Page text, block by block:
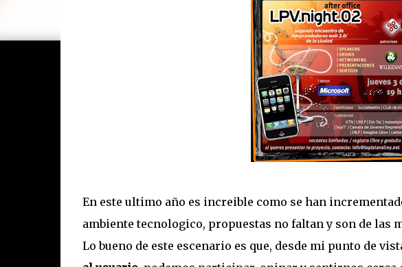
En este ultimo año es increible como se han
ambiente tecnologico, propuestas no faltan y son de las
Lo bueno de este escenario es que, desde mi punto de